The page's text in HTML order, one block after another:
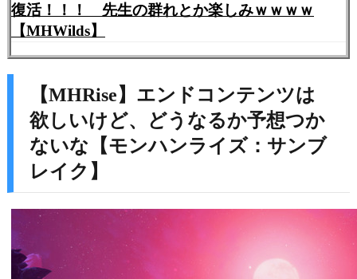
復活！！！ 先生の群れとか楽しみｗｗｗｗ
【MHWilds】
【MHRise】エンドコンテンツは
欲しいけど、どうなるか予想つか
ないな【モンハンライズ：サンブ
レイク】